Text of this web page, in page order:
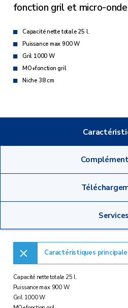
fonction gril et micro-
Capacité nette totale 25 l.
Puissance max 900 W
Gril 1000 W
MO+fonction gril
Niche 38 cm
Services
Caractéristiques
Capacité nette totale 25 l.
Puissance max 900 W
Gril 1000 W